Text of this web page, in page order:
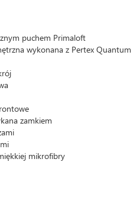
puchem Primaloft
wykonana z Pertex Quantum
zamkiem
mikrofibry